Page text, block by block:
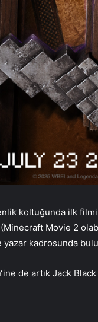
koltuğunda ilk
Movie 2
kadrosunda
de artık Jack